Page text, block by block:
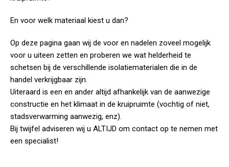
En voor welk materiaal kiest u dan?
Op deze pagina gaan wij de voor en nadelen zoveel mogelijk
voor u uiteen zetten en proberen we wat helderheid te
schetsen bij de verschillende isolatiematerialen die in de
handel verkrijgbaar zijn.
Uiteraard is een en ander altijd afhankelijk van de aanwezige
constructie en het klimaat in de kruipruimte (vochtig of niet,
stadsverwarming aanwezig, enz).
Bij twijfel adviseren wij u ALTIJD om contact op te nemen met
een specialist!